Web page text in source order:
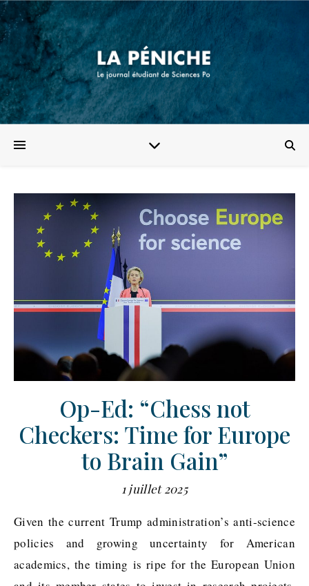
Op-Ed: “Chess not
Checkers: Time for Europe
to Brain Gain”
1 juillet 2025
Given the current Trump administration’s anti-science
policies and growing uncertainty for American
academics, the timing is ripe for the European Union